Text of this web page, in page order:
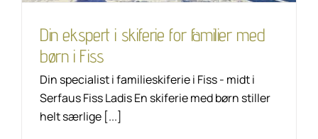
Din ekspert i skiferie for familier med
børn i Fiss
Din specialist i familieskiferie i Fiss - midt i
Serfaus Fiss Ladis En skiferie med børn stiller
helt særlige [...]